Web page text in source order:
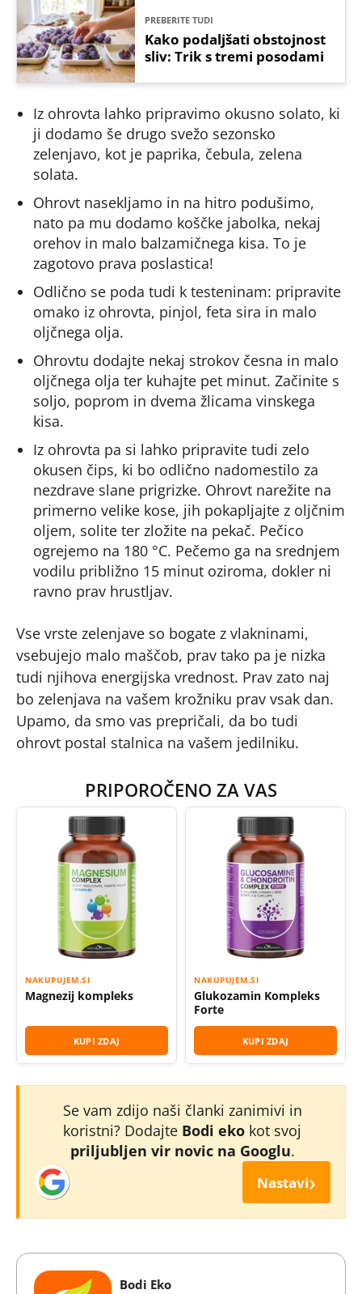
PREBERITE TUDI
Kako podaljšati obstojnost
sliv: Trik s tremi posodami
Iz ohrovta lahko pripravimo okusno solato, ki
ji dodamo še drugo svežo sezonsko
zelenjavo, kot je paprika, čebula, zelena
solata.
Ohrovt nasekljamo in na hitro podušimo,
nato pa mu dodamo koščke jabolka, nekaj
orehov in malo balzamičnega kisa. To je
zagotovo prava poslastica!
Odlično se poda tudi k testeninam: pripravite
omako iz ohrovta, pinjol, feta sira in malo
oljčnega olja.
Ohrovtu dodajte nekaj strokov česna in malo
oljčnega olja ter kuhajte pet minut. Začinite s
soljo, poprom in dvema žlicama vinskega
kisa.
Iz ohrovta pa si lahko pripravite tudi zelo
okusen čips, ki bo odlično nadomestilo za
nezdrave slane prigrizke. Ohrovt narežite na
primerno velike kose, jih pokapljajte z oljčnim
oljem, solite ter zložite na pekač. Pečico
ogrejemo na 180 °C. Pečemo ga na srednjem
vodilu približno 15 minut oziroma, dokler ni
ravno prav hrustljav.
Vse vrste zelenjave so bogate z vlakninami,
vsebujejo malo maščob, prav tako pa je nizka
tudi njihova energijska vrednost. Prav zato naj
bo zelenjava na vašem krožniku prav vsak dan.
Upamo, da smo vas prepričali, da bo tudi
ohrovt postal stalnica na vašem jedilniku.
PRIPOROČENO ZA VAS
NAKUPUJEM.SI
Magnezij kompleks
KUPI ZDAJ
NAKUPUJEM.SI
Glukozamin Kompleks
Forte
KUPI ZDAJ
Se vam zdijo naši članki zanimivi in
koristni? Dodajte Bodi eko kot svoj
priljubljen vir novic na Googlu.
Nastavi›
Bodi Eko